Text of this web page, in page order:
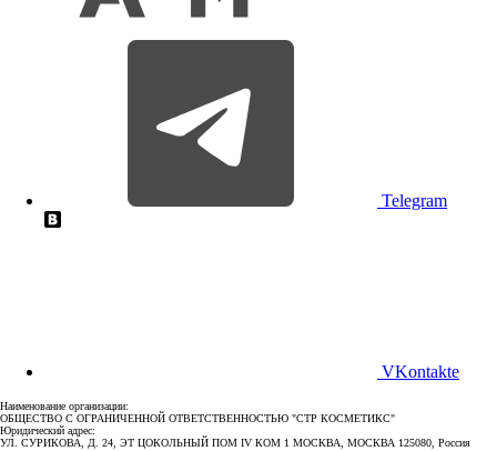
Telegram
VKontakte
Наименование организации:
ОБЩЕСТВО С ОГРАНИЧЕННОЙ ОТВЕТСТВЕННОСТЬЮ "СТР КОСМЕТИКС"
Юридический адрес:
УЛ. СУРИКОВА, Д. 24, ЭТ ЦОКОЛЬНЫЙ ПОМ IV КОМ 1 МОСКВА, МОСКВА 125080, Россия